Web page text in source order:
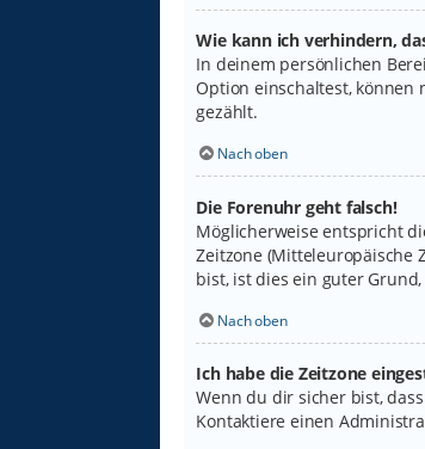
Wie kann ich verhindern,
In deinem persönlichen
Option einschaltest,
gezählt.
Nach oben
Die Forenuhr geht falsch!
Möglicherweise entspricht
Zeitzone (Mitteleuropäische
bist, ist dies ein guter
Nach oben
Ich habe die Zeitzone
Wenn du dir sicher bist,
Kontaktiere einen